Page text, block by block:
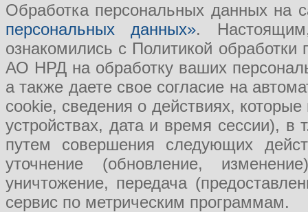
Обработка персональных данных на
персональных данных».
ознакомились с Политикой
АО НРД на обработку ваших
а также даете свое согласие на
cookie, сведения о действиях,
устройствах, дата и время сессии), в
путем совершения следующих
уточнение (обновление,
уничтожение, передача
сервис по метрическим программам.